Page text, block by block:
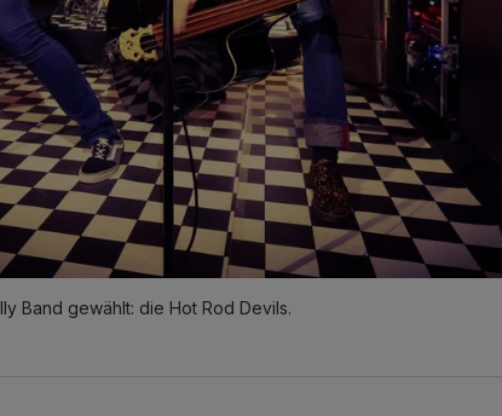
Band gewählt: die Hot Rod Devils.